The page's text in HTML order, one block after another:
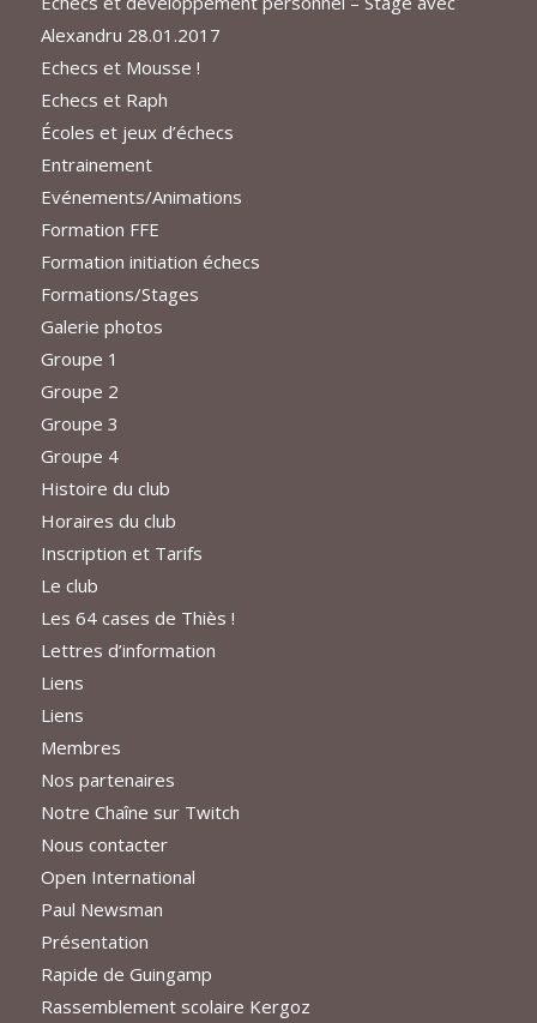
Alexandru 28.01.2017
Echecs et Mousse !
Echecs et Raph
Écoles et jeux d’échecs
Entrainement
Evénements/Animations
Formation FFE
Formation initiation échecs
Formations/Stages
Galerie photos
Groupe 1
Groupe 2
Groupe 3
Groupe 4
Histoire du club
Horaires du club
Inscription et Tarifs
Le club
Les 64 cases de Thiès !
Lettres d’information
Liens
Liens
Membres
Nos partenaires
Notre Chaîne sur Twitch
Nous contacter
Open International
Paul Newsman
Présentation
Rapide de Guingamp
Rassemblement scolaire Kergoz